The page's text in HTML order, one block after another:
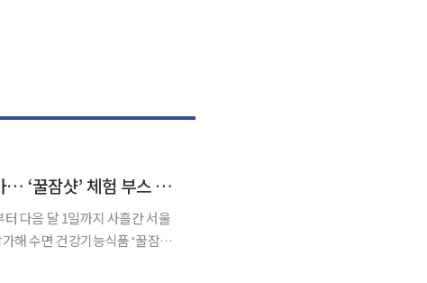
대원제약 ‘대원헬스’, 국제수면치유박람회 참가… ‘꿀잠샷’ 체험 부스 운영
다음 달 1일까지 사흘간 서울
해 수면 건강기능식품 ‘꿀잠샷’